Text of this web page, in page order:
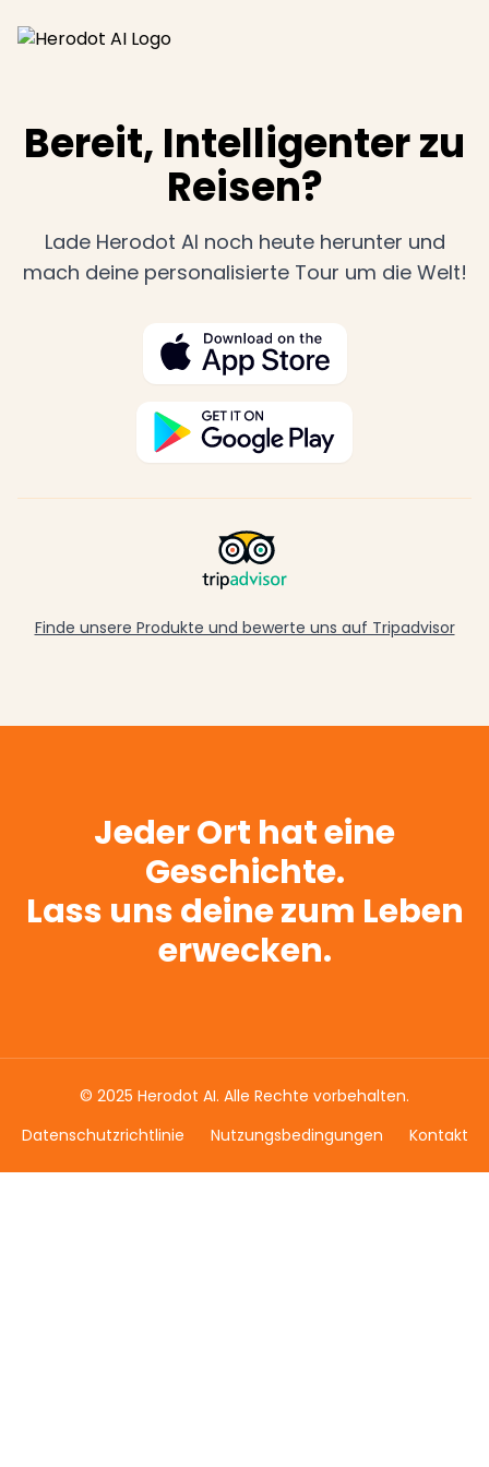
Bereit, Intelligenter zu
Reisen?
Lade Herodot AI noch heute herunter und
mach deine personalisierte Tour um die Welt!
Finde unsere Produkte und bewerte uns auf Tripadvisor
Jeder Ort hat eine
Geschichte.
Lass uns deine zum Leben
erwecken.
© 2025 Herodot AI. Alle Rechte vorbehalten.
Datenschutzrichtlinie
Nutzungsbedingungen Kontakt